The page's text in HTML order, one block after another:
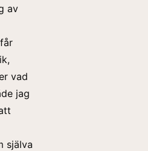
av
vad
jag
själva